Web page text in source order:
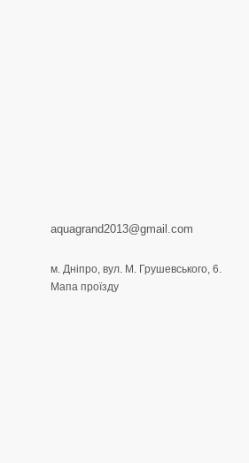
aquagrand2013@gmail.com
м. Дніпро, вул. М. Грушевського, 6.
Мапа проїзду